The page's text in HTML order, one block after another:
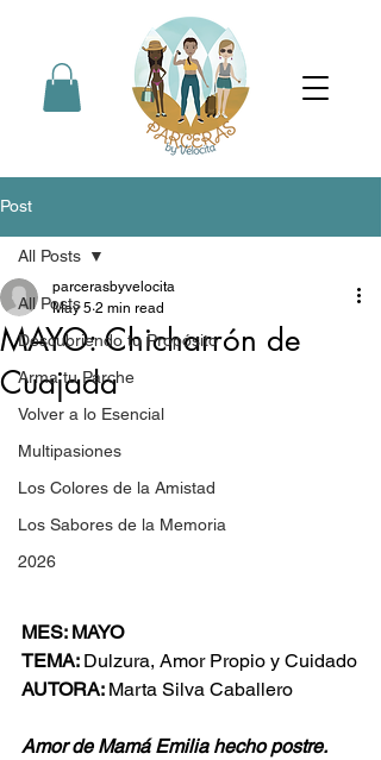
Post
All Posts
Descubriendo tu Propósito
Arma tu Parche
Volver a lo Esencial
Multipasiones
Los Colores de la Amistad
Los Sabores de la Memoria
2026
All Posts
MAYO: Chicharrón de
Cuajada
parcerasbyvelocita
May 5 2 min read
MES: MAYO
TEMA: Dulzura, Amor Propio y Cuidado
AUTORA: Marta Silva Caballero
Amor de Mamá Emilia hecho postre.